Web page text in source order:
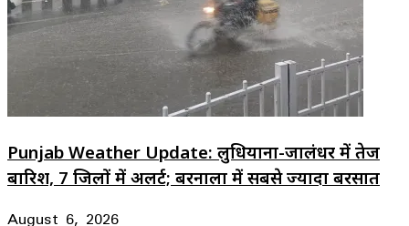
Punjab Weather Update: लुधियाना-जालंधर में तेज
बारिश, 7 जिलों में अलर्ट; बरनाला में सबसे ज्यादा बरसात
August 6, 2026